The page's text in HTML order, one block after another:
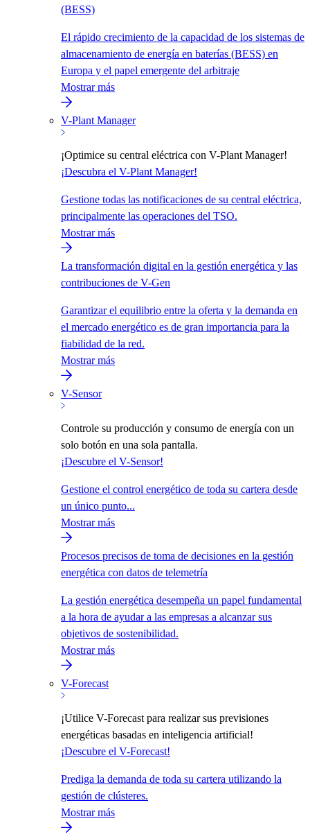
(BESS)
El rápido crecimiento de la capacidad de los sistemas de
almacenamiento de energía en baterías (BESS) en
Europa y el papel emergente del arbitraje
Mostrar más
V-Plant Manager
¡Optimice su central eléctrica con V-Plant Manager!
¡Descubra el V-Plant Manager!
Gestione todas las notificaciones de su central eléctrica,
principalmente las operaciones del TSO.
Mostrar más
La transformación digital en la gestión energética y las
contribuciones de V-Gen
Garantizar el equilibrio entre la oferta y la demanda en
el mercado energético es de gran importancia para la
fiabilidad de la red.
Mostrar más
V-Sensor
Controle su producción y consumo de energía con un
solo botón en una sola pantalla.
¡Descubre el V-Sensor!
Gestione el control energético de toda su cartera desde
un único punto...
Mostrar más
Procesos precisos de toma de decisiones en la gestión
energética con datos de telemetría
La gestión energética desempeña un papel fundamental
a la hora de ayudar a las empresas a alcanzar sus
objetivos de sostenibilidad.
Mostrar más
V-Forecast
¡Utilice V-Forecast para realizar sus previsiones
energéticas basadas en inteligencia artificial!
¡Descubre el V-Forecast!
Prediga la demanda de toda su cartera utilizando la
gestión de clústeres.
Mostrar más